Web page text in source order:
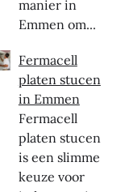
manier in
Emmen om...
Fermacell
platen stucen
in Emmen
Fermacell
platen stucen
is een slimme
keuze voor